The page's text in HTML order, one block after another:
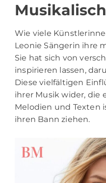
Wie viele
Leonie Sängerin ihre
Sie hat sich von
inspirieren lassen,
Diese vielfältigen
ihrer Musik wider, die
Melodien und Texten
ihren Bann ziehen.